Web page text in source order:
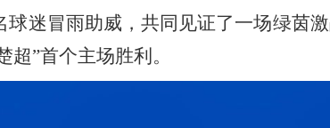
球迷冒雨助威，共同见证了一场绿茵
超”首个主场胜利。